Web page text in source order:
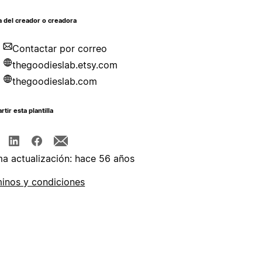
del creador o creadora
Contactar por correo
thegoodieslab.etsy.com
thegoodieslab.com
esta plantilla
actualización: hace 56 años
y condiciones